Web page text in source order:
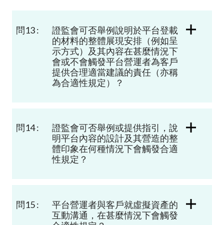
問13 :
證監會可否舉例說明於平台登載
的材料的整體展現安排（例如呈
示方式）及其內容在甚麼情況下
會或不會觸發平台營運者為客戶
提供合理適當建議的責任（亦稱
為合適性規定）？
問14 :
證監會可否舉例或提供指引，說
明平台內容的設計及其營造的整
體印象在何種情況下會觸發合適
性規定？
問15 :
平台營運者與客戶就虛擬資產的
互動溝通，在甚麼情況下會觸發